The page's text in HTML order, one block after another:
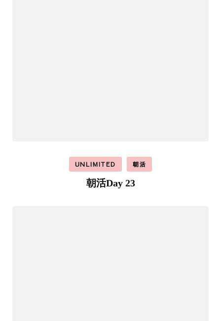
UNLIMITED 朝活
朝活Day 23